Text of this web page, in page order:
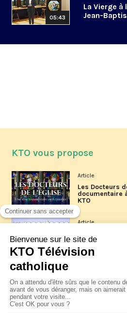
05:43
La Vierge à
Jean-
KTO vous propose
Article
Les Docteurs
documentaire
KTO
Article
Les
La visite
XIV à Assise à
jeudi 6 août